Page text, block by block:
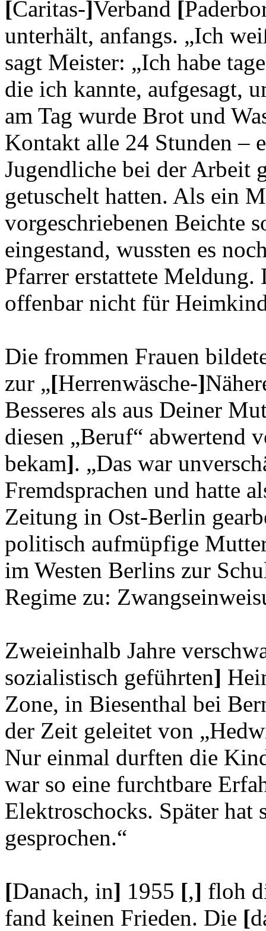
[Caritas-]Verband [
unterhält, anfangs. „Ich
sagt Meister: „Ich habe
die ich kannte, aufgesagt,
am Tag wurde Brot und
Kontakt alle 24 Stunden –
Jugendliche bei der Arbeit
getuschelt hatten. Als ein
vorgeschriebenen Beichte
eingestand, wussten es
Pfarrer erstattete
offenbar nicht für
Die frommen Frauen
zur „[Herrenwäsche-]
Besseres als aus Deiner
diesen „Beruf“ abwertend
bekam]. „Das war
Fremdsprachen und hatte
Zeitung in Ost-Berlin
politisch aufmüpfige
im Westen Berlins zur
Regime zu:
Zweieinhalb Jahre
sozialistisch geführten]
Zone, in Biesenthal bei
der Zeit geleitet von
Nur einmal durften die
war so eine furchtbare
Elektroschocks. Später hat
gesprochen.“
[Danach, in] 1955 [,] floh
fand keinen Frieden. Die [